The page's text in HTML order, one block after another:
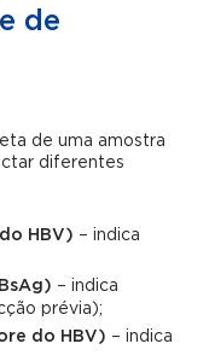
de
de uma amostra
diferentes
HBV) – indica
– indica
prévia);
do HBV) – indica